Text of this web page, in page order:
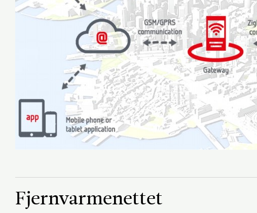
Fjernvarmenettet